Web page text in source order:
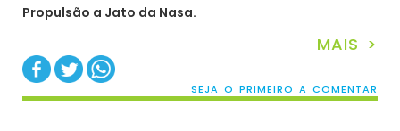
Propulsão a Jato da Nasa.
MAIS >
SEJA O PRIMEIRO A COMENTAR